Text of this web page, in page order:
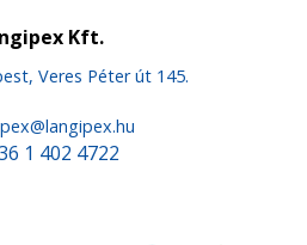
Kft.
Veres Péter út 145.
1 402 4722